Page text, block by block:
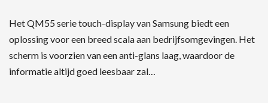
Het QM55 serie touch-display van Samsung biedt een
oplossing voor een breed scala aan bedrijfsomgevingen. Het
scherm is voorzien van een anti-glans laag, waardoor de
informatie altijd goed leesbaar zal…